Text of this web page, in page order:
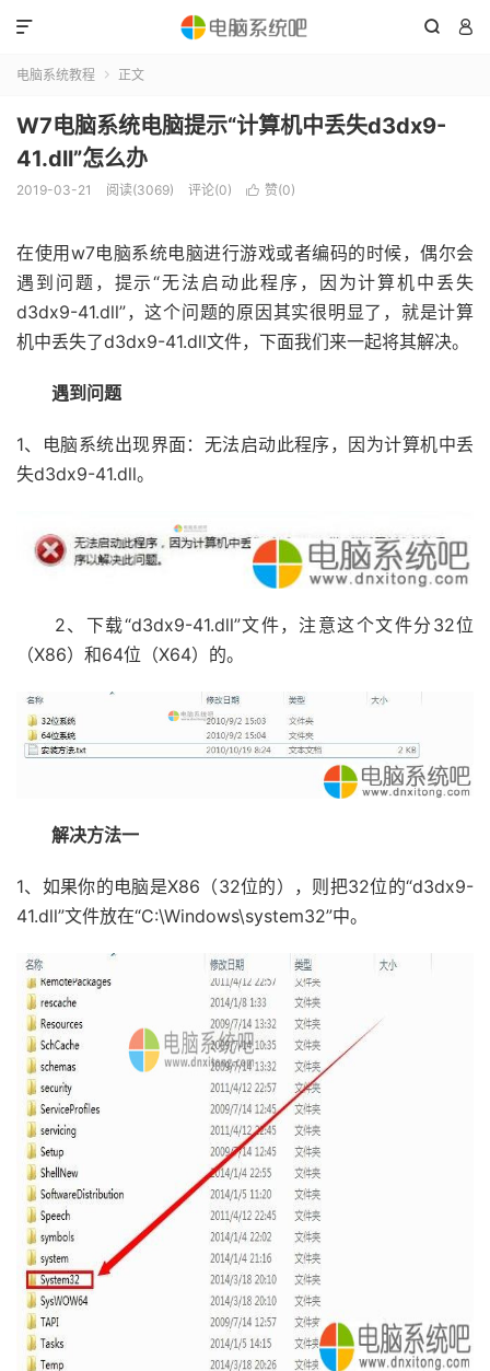
 

电脑系统教程  正文
W7电脑系统电脑提示“计算机中丢失d3dx9-
41.dll”怎么办
2019-03-21 阅读(3069) 评论(0)  赞(0)
在使用w7电脑系统电脑进行游戏或者编码的时候，偶尔会
遇到问题，提示“无法启动此程序，因为计算机中丢失
d3dx9-41.dll”，这个问题的原因其实很明显了，就是计算
机中丢失了d3dx9-41.dll文件，下面我们来一起将其解决。
遇到问题
1、电脑系统出现界面：无法启动此程序，因为计算机中丢
失d3dx9-41.dll。
2、下载“d3dx9-41.dll”文件，注意这个文件分32位
（X86）和64位（X64）的。
解决方法一
1、如果你的电脑是X86（32位的），则把32位的“d3dx9-
41.dll”文件放在“C:\Windows\system32”中。